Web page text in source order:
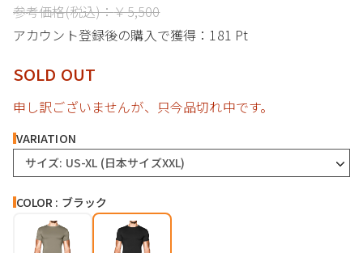
参考価格(税込)：￥5,500
アカウント登録後の購入で獲得： 181 Pt
SOLD OUT
申し訳ございませんが、只今品切れ中です。
VARIATION
サイズ: US-XL (日本サイズXXL)
COLOR : ブラック